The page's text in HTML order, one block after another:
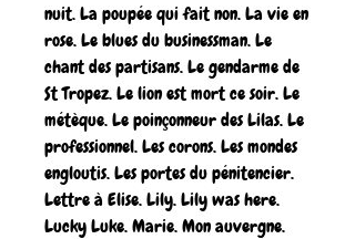
nuit. La poupée qui fait non. La vie en
rose. Le blues du businessman. Le
chant des partisans. Le gendarme de
St Tropez. Le lion est mort ce soir. Le
métèque. Le poinçonneur des Lilas. Le
professionnel. Les corons. Les mondes
engloutis. Les portes du pénitencier.
Lettre à Elise. Lily. Lily was here.
Lucky Luke. Marie. Mon auvergne.